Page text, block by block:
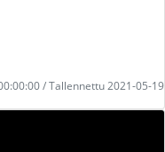
/ Tallennettu 2021-05-19